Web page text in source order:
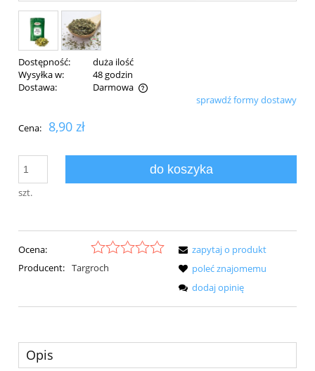
Dostępność:
duża ilość
Wysyłka w:
48 godzin
Dostawa:
Darmowa
Cena nie zawiera ewentualnych kosztów płatnościsprawdź formy dostawy
Cena: 8,90 zł
szt.
do koszyka
Ocena:
Producent: Targroch
zapytaj o produkt
poleć znajomemu
dodaj opinię
Opis